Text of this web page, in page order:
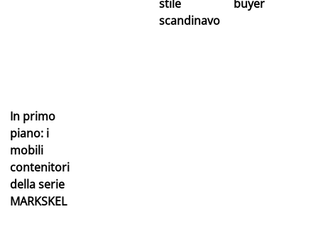
In primo
piano: i
mobili
contenitori
della serie
MARKSKEL
stile
scandinavo
buyer